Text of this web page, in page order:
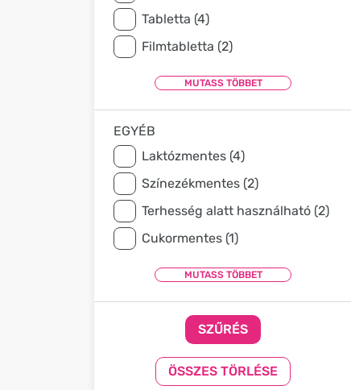
Tabletta (4)
Filmtabletta (2)
EGYÉB
Laktózmentes (4)
Színezékmentes (2)
Terhesség alatt használható (2)
Cukormentes (1)
SZŰRÉS
ÖSSZES TÖRLÉSE